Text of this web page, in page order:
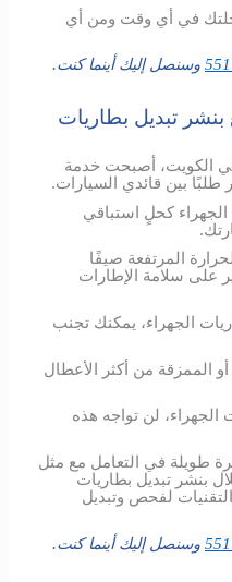
في أي وقت ومن أي
وسنصل إليك أينما كنت.
بنشر تبديل بطاريات
الكويت، أصبحت خدمة
طلبًا بين قائدي السيارات.
الجهراء كحلٍ استباقي
المرتفعة صيفًا
على سلامة الإطارات
الجهراء، يمكنك تجنب
أو الممزقة من أكثر الأعطال
الجهراء، لن تواجه هذه
طويلة في التعامل مع مثل
بنشر تبديل بطاريات
لفحص وتبديل
وسنصل إليك أينما كنت.